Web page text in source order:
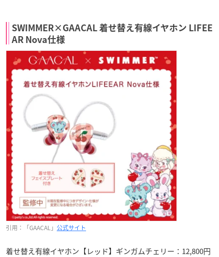
SWIMMER×GAACAL 着せ替え有線イヤホン LIFEE
AR Nova仕様
引用：「GAACAL」 公式サイト
着せ替え有線イヤホン【レッド】ギンガムチェリー：12,800円